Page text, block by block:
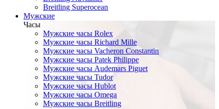
Breitling Superocean
Мужские
Часы
Мужские часы Rolex
Мужские часы Richard Mille
Мужские часы Vacheron Constantin
Мужские часы Patek Philippe
Мужские часы Audemars Piguet
Мужские часы Tudor
Мужские часы Hublot
Мужские часы Omega
Мужские часы Breitling